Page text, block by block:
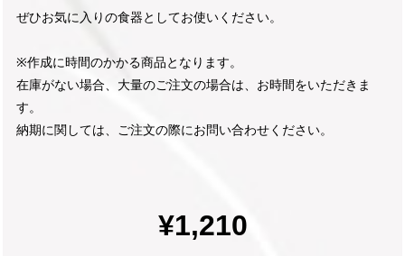
ぜひお気に入りの食器としてお使いください。
※作成に時間のかかる商品となります。
在庫がない場合、大量のご注文の場合は、お時間をいただきま
す。
納期に関しては、ご注文の際にお問い合わせください。
¥1,210